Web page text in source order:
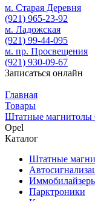
м. Старая Деревня
(921) 965-23-92
м. Ладожская
(921) 99-44-095
м. пр. Просвещения
(921) 930-09-67
Записаться онлайн
Главная
Товары
Штатные магнитолы
Opel
Каталог
Штатные
Парктроники